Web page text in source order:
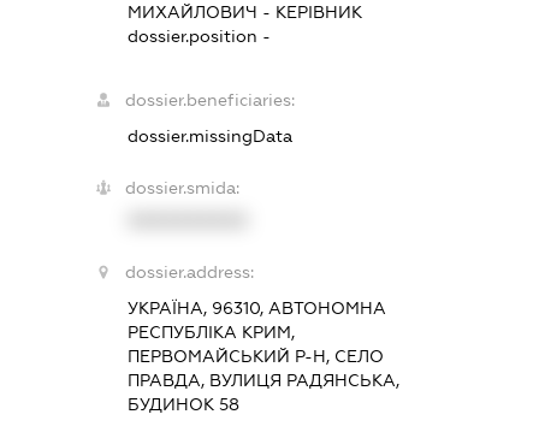
МИХАЙЛОВИЧ - КЕРІВНИК
dossier.position -
dossier.beneficiaries:
dossier.missingData
dossier.smida:
dossier.address:
УКРАЇНА, 96310, АВТОНОМНА
РЕСПУБЛІКА КРИМ,
ПЕРВОМАЙСЬКИЙ Р-Н, СЕЛО
ПРАВДА, ВУЛИЦЯ РАДЯНСЬКА,
БУДИНОК 58